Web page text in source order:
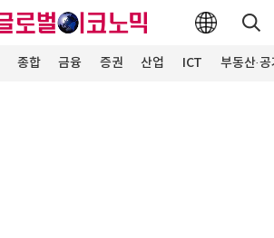
종합 금융 증권 산업 ICT 부동산·